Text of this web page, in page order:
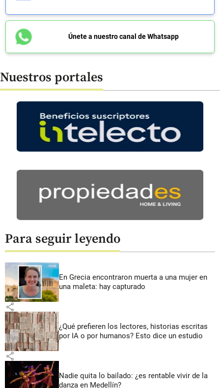
Únete a nuestro canal de Whatsapp
Nuestros portales
Para seguir leyendo
En Grecia encontraron muerta a una mujer en
una maleta: hay capturado
share
¿Qué prefieren los lectores, historias escritas
por IA o por humanos? Esto dice un estudio
share
Nadie quita lo bailado: ¿es rentable vivir de la
danza en Medellín?